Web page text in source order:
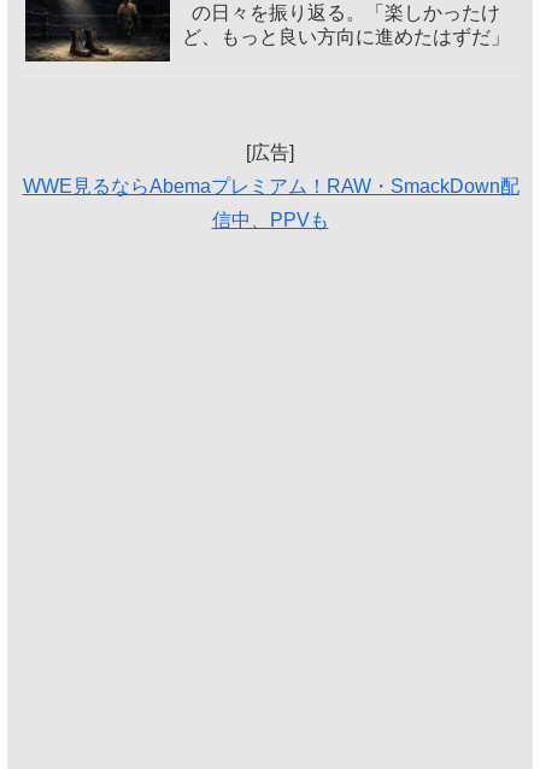
の日々を振り返る。「楽しかったけ
ど、もっと良い方向に進めたはずだ」
[広告]
WWE見るならAbemaプレミアム！RAW・SmackDown配
信中、PPVも